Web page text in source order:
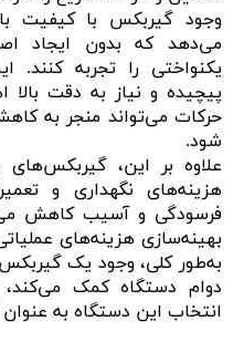
وجود گیربکس با کیفیت
می‌دهد که بدون ایجاد
یکنواختی را تجربه کنند.
پیچیده و نیاز به دقت بالا
حرکات می‌تواند منجر به
شود.
علاوه بر این،
هزینه‌های نگهداری و
فرسودگی و آسیب کاهش
بهینه‌سازی هزینه‌های
به‌طور کلی، وجود یک
دوام دستگاه کمک می‌کند،
انتخاب این دستگاه به